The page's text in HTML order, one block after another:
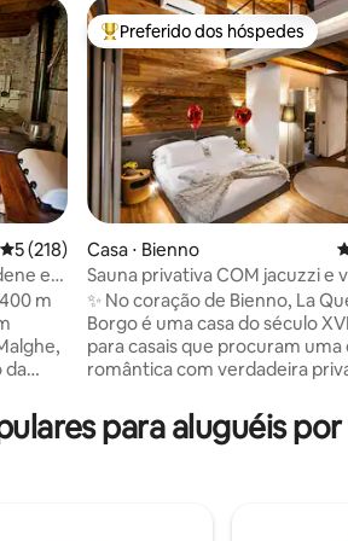
5 de uma avaliação média de 5, 218
5 (218)
e
m
da
10
Entre os melhores preferidos
Preferido dos hóspedes
Casa ⋅ Bienno
Sauna privativa COM jacuzzi e
a casa de luxo em Alpi
✨ No coração de Bienno, La
Borgo é uma casa do século
para casais que procuram uma
romântica com verdadeira
um SPA privativo 24 horas com
sauna finlandesa e vista para os
para aluguéis